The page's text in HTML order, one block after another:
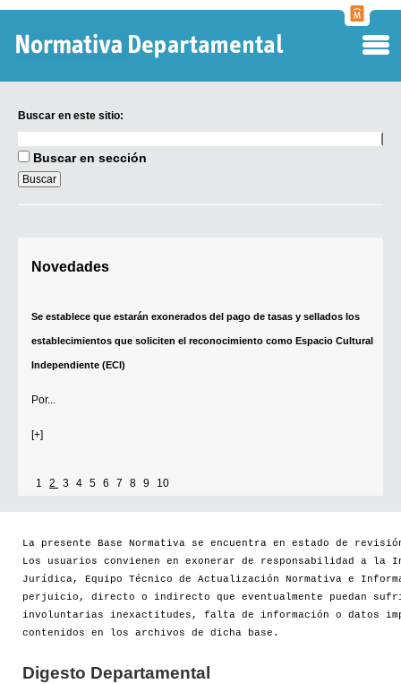
Buscar en este sitio:
en
sitio:
Buscar en sección
Novedades
Se establece que estarán exonerados del pago de tasas y sellados los
establecimientos que soliciten el reconocimiento como Espacio Cultural
Independiente (ECI)
Por...
[+]
1 2 3 4 5 6 7 8 9 10
La presente Base Normativa se encuentra en estado de
Los usuarios convienen en exonerar de responsabilidad a la
Jurídica, Equipo Técnico de Actualización Normativa e
perjuicio, directo o indirecto que eventualmente puedan
involuntarias inexactitudes, falta de información o datos
contenidos en los archivos de dicha base.
Digesto Departamental